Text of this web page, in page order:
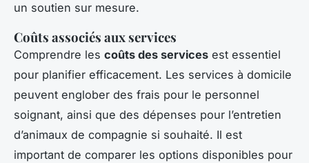
un soutien sur mesure.
Coûts associés aux services
Comprendre les coûts des services est essentiel
pour planifier efficacement. Les services à domicile
peuvent englober des frais pour le personnel
soignant, ainsi que des dépenses pour l’entretien
d’animaux de compagnie si souhaité. Il est
important de comparer les options disponibles pour